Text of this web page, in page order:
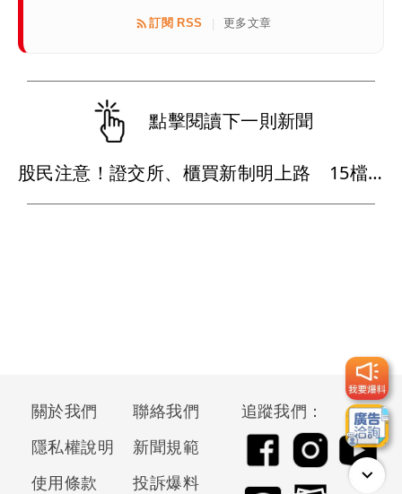
訂閱 RSS 更多文章
點擊閱讀下一則新聞
股民注意！證交所、櫃買新制明上路 15檔股票受影響
關於我們
聯絡我們
隱私權說明
新聞規範
使用條款
投訴爆料
追蹤我們：